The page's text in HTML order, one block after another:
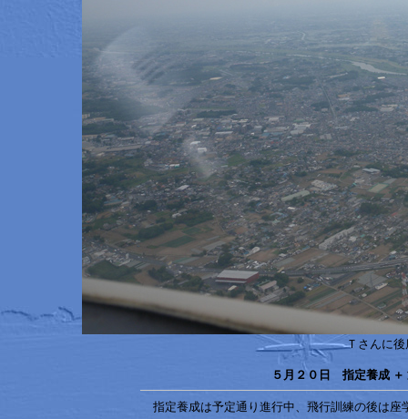
Ｔさんに
５月２０日 指定養成
指定養成は予定通り進行中、飛行訓練の後は座